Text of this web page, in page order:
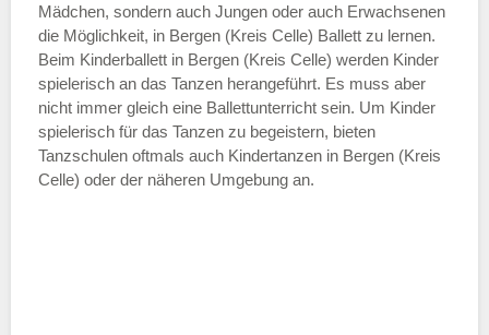
ÖFFNUNGSZEITEN HINZUFÜGEN
Samstag
—
Mädchen, sondern auch Jungen oder auch Erwachsenen
die Möglichkeit, in Bergen (Kreis Celle) Ballett zu lernen.
Beim Kinderballett in Bergen (Kreis Celle) werden Kinder
spielerisch an das Tanzen herangeführt. Es muss aber
nicht immer gleich eine Ballettunterricht sein. Um Kinder
spielerisch für das Tanzen zu begeistern, bieten
Tanzschulen oftmals auch Kindertanzen in Bergen (Kreis
Celle) oder der näheren Umgebung an.